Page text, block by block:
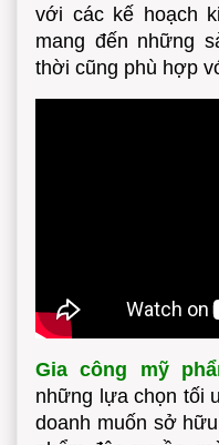
với các kế hoạch
mang đến những
thời cũng phù hợp
Gia công mỹ
những lựa chọn tối
doanh muốn sở